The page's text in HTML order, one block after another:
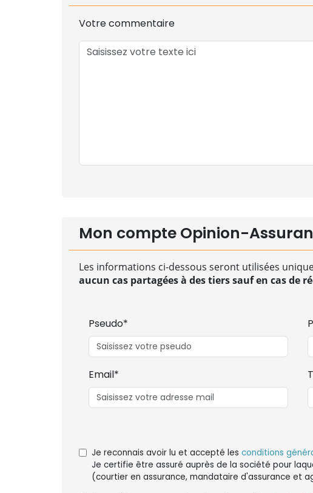
Votre commentaire
Mon compte Opinion-
Les informations ci-dessous seront utilisées
aucun cas partagées à des tiers sauf en cas de
Pseudo*
Email*
Je reconnais avoir lu et accepté les conditions
Je certifie être assuré auprès de la société pour
(courtier en assurance, mandataire d'assurance et